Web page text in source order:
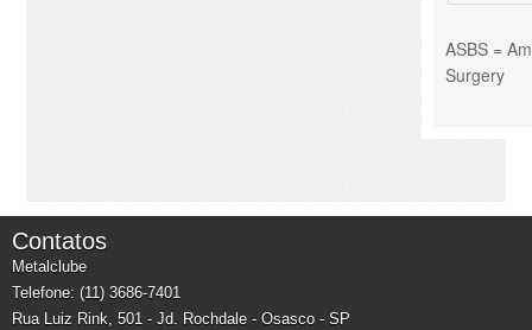
ASBS =
Surgery
Contatos
Metalclube
Telefone: (11) 3686-7401
Rua Luiz Rink, 501 - Jd. Rochdale - Osasco - SP